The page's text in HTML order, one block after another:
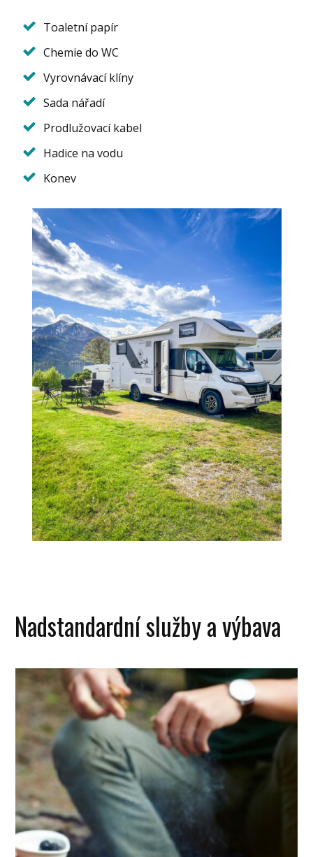
Toaletní papír
Chemie do WC
Vyrovnávací klíny
Sada nářadí
Prodlužovací kabel
Hadice na vodu
Konev
Nadstandardní služby a výbava